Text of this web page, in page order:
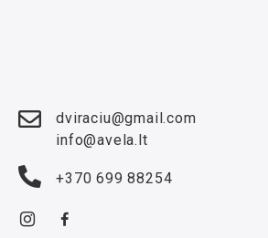
dviraciu@gmail.com
info@avela.lt
+370 699 88254